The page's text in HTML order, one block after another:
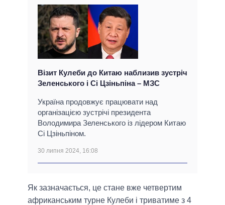
Візит Кулеби до Китаю наблизив зустріч
Зеленського і Сі Цзіньпіна – МЗС
Україна продовжує працювати над
організацією зустрічі президента
Володимира Зеленського із лідером Китаю
Сі Цзіньпіном.
30 липня 2024, 16:08
Як зазначається, це стане вже четвертим
африканським турне Кулеби і триватиме з 4